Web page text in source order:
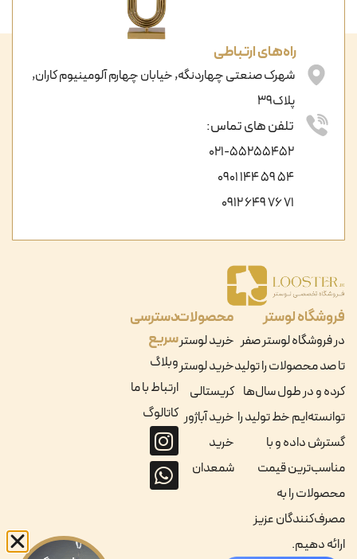
فروشگاه لوستر
در فروشگاه لوستر صفر
تا صد محصولات را تولید
کرده و در طول سال‌ها
توانسته‌ایم خط تولید را
گسترش داده و با
مناسب‌ترین قیمت
محصولات را به
مصرف‌کنندگان عزیز
ارائه دهیم.
محصولات
خرید لوستر
خرید لوستر
کریستالی
خرید آباژور
خرید
شمعدان
دسترسی
سریع
وبلاگ
ارتباط با ما
کاتالوگ
راه‌های ارتباطی
شهرک صنعتی چهاردنگه, خیابان چهارم آلومینیوم کاران,
پلاک39
تلفن های تماس:
021-55255452
54 59 144 0901
71 76 649 0912